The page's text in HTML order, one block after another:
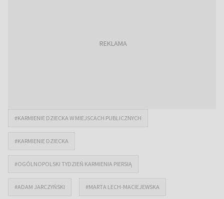
#KARMIENIE DZIECKA W MIEJSCACH PUBLICZNYCH
#KARMIENIE DZIECKA
#OGÓLNOPOLSKI TYDZIEŃ KARMIENIA PIERSIĄ
#ADAM JARCZYŃSKI #MARTA LECH-MACIEJEWSKA